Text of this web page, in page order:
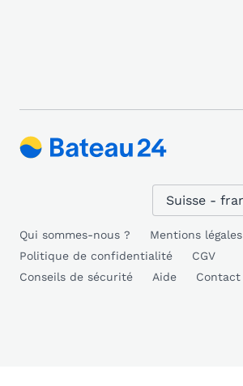
Qui sommes-nous ?
Mentions légales
Politique de confidentialité
CGV
Conseils de sécurité
Aide Contact